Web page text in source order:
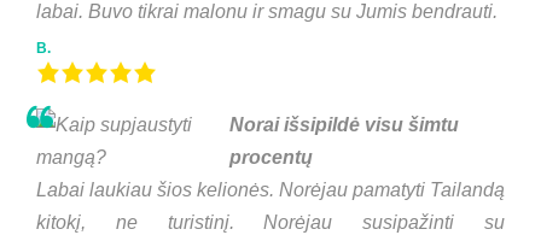
labai. Buvo tikrai malonu ir smagu su Jumis bendrauti.
B.
Norai išsipildė visu šimtu
procentų
Labai laukiau šios kelionės. Norėjau pamatyti Tailandą
kitokį, ne turistinį. Norėjau susipažinti su